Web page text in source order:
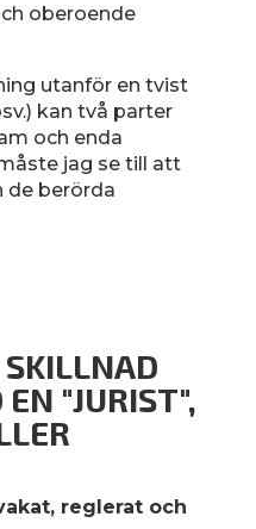
oberoende
utanför en tvist
kan två parter
och enda
jag se till att
de berörda
"JURIST",
reglerat och